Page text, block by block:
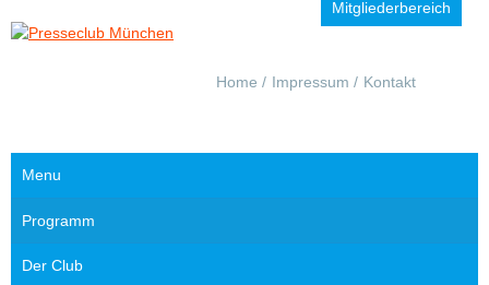
Mitgliederbereich
Navigation
Home Impressum Kontakt
Menu
überspringen
Programm
Der Club